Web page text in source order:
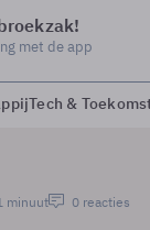
met de app
Tech &
minuut 0 reacties